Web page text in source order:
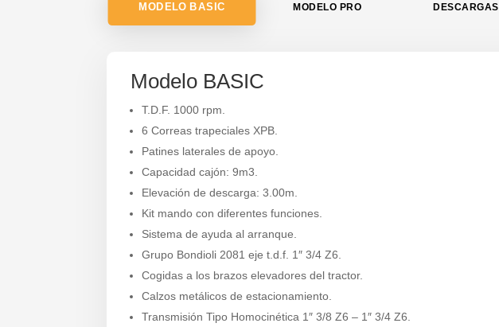
MODELO BASIC MODELO PRO DESCARGAS
Modelo BASIC
T.D.F. 1000 rpm.
6 Correas trapeciales XPB.
Patines laterales de apoyo.
Capacidad cajón: 9m3.
Elevación de descarga: 3.00m.
Kit mando con diferentes funciones.
Sistema de ayuda al arranque.
Grupo Bondioli 2081 eje t.d.f. 1″ 3/4 Z6.
Cogidas a los brazos elevadores del tractor.
Calzos metálicos de estacionamiento.
Transmisión Tipo Homocinética 1″ 3/8 Z6 – 1″ 3/4 Z6.